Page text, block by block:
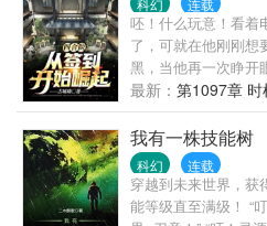
非系统升级流，女主
主，男主出现后1V1
科幻 连载
呸！什么玩意！看着
了，可就在他刚刚想
黑，当他再一次睁开
合院中的世界，还好
这....何雨柱傻眼了
却过上了不一样的人
古董。小日子那叫一
真小人，统统都去死
王！
最新： 第1097章 时
我有一株技能树
科幻 连载
穿越到未来世界，获
能等级直至满级！ “